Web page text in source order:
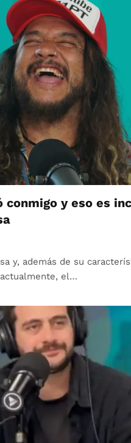
conmigo y eso es
y, además de su
el…